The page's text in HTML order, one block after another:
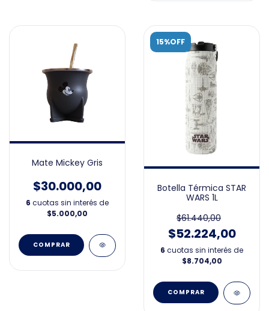
Mate Mickey Gris
$30.000,00
6 cuotas sin interés de
$5.000,00
15%OFF
Botella Térmica STAR
WARS 1L
$61.440,00
$52.224,00
6 cuotas sin interés de
$8.704,00